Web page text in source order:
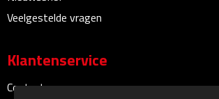
Bandanas
Hoeden
Veelgestelde vragen
Klantenservice
Contact